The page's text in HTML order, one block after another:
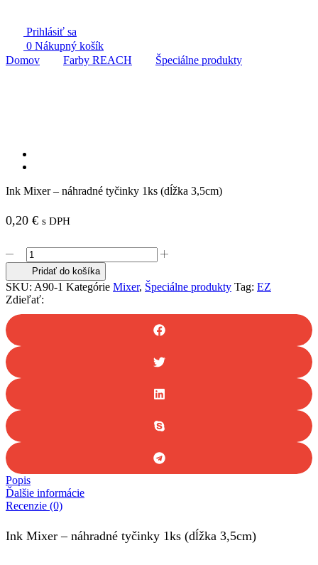
Prihlásiť sa
0 Nákupný košík
Domov
Farby REACH Špeciálne produkty
Ink Mixer – náhradné tyčinky 1ks (dĺžka 3,5cm)
0,20 € s DPH
množstvo
Ink
Mixer
-
náhradné
tyčinky
Pridať do košíka
SKU: A90-1 Kategórie Mixer, Špeciálne produkty Tag: EZ
Zdieľať:
Popis
Ďalšie informácie
Recenzie (0)
Ink Mixer – náhradné tyčinky 1ks (dĺžka 3,5cm)